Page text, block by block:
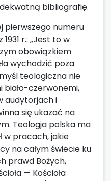
bibliografię.
pierwszego numeru
r.: „Jest to w
obowiązkiem
wychodzić poza
teologiczna nie
biało-czerwonemi,
audytorjach i
się ukazać na
Teologja polska ma
w pracach, jakie
na całym świecie ku
prawd Bożych,
— Kościoła